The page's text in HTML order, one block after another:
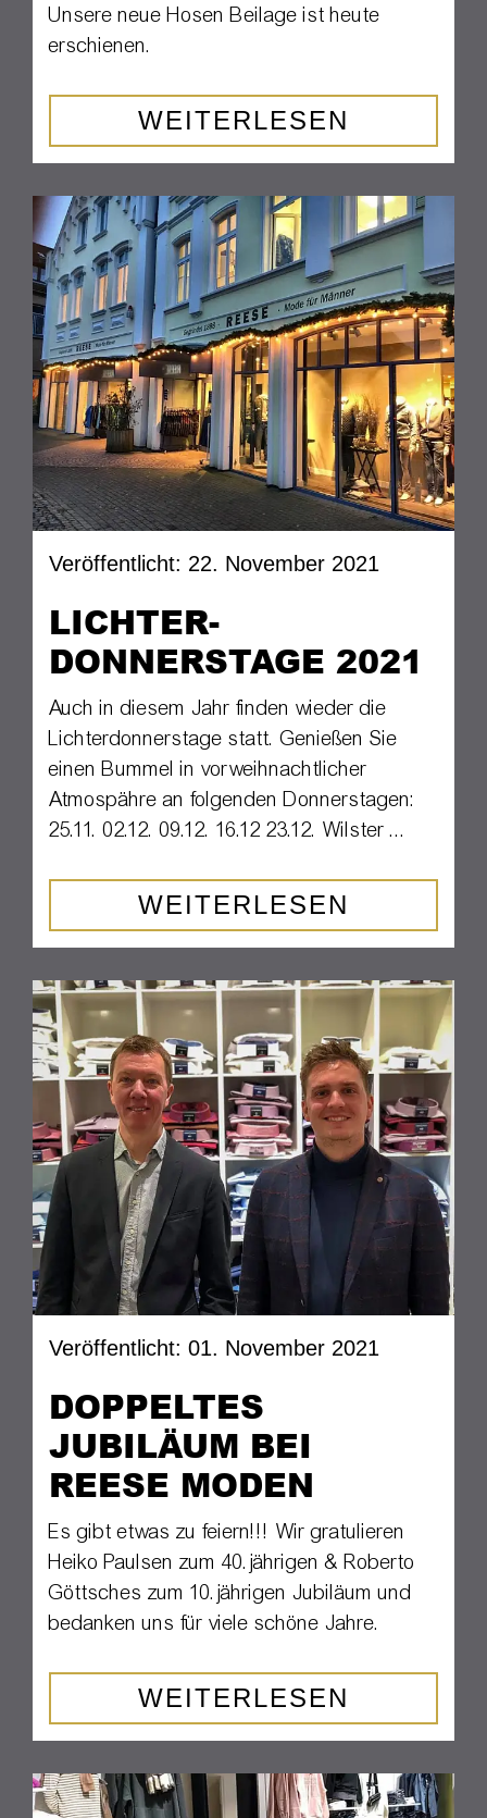
Unsere neue Hosen Beilage ist heute
erschienen.
WEITERLESEN
Veröffentlicht: 22. November 2021
LICHTER-
DONNERSTAGE 2021
Auch in diesem Jahr finden wieder die
Lichterdonnerstage statt. Genießen Sie
einen Bummel in vorweihnachtlicher
Atmospähre an folgenden Donnerstagen:
25.11. 02.12. 09.12. 16.12 23.12. Wilster ...
WEITERLESEN
Veröffentlicht: 01. November 2021
DOPPELTES
JUBILÄUM BEI
REESE MODEN
Es gibt etwas zu feiern!!! Wir gratulieren
Heiko Paulsen zum 40.jährigen & Roberto
Göttsches zum 10.jährigen Jubiläum und
bedanken uns für viele schöne Jahre.
WEITERLESEN